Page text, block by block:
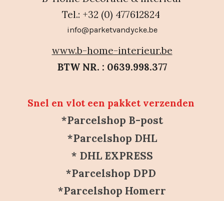
Tel.: +32 (0) 477612824
info@parketvandycke.be
www.b-home-interieur.be
BTW NR. : 0639.998.377
Snel en vlot een pakket verzenden
*Parcelshop B-post
*Parcelshop DHL
* DHL EXPRESS
*Parcelshop DPD
*Parcelshop Homerr